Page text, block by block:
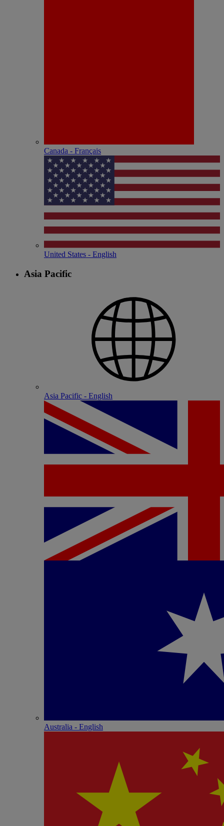
Canada - Français
United States - English
Asia Pacific
Asia Pacific - English
Australia - English